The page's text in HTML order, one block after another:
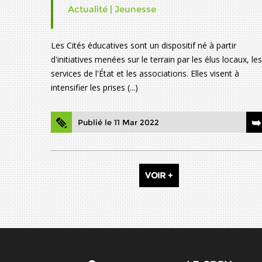
Actualité | Jeunesse
Les Cités éducatives sont un dispositif né à partir
d'initiatives menées sur le terrain par les élus locaux, les
services de l'État et les associations. Elles visent à
intensifier les prises (...)
Publié le 11 Mar 2022
VOIR +